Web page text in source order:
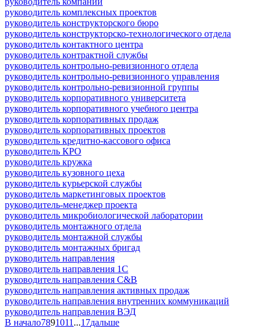
руководитель комплексных проектов
руководитель конструкторского бюро
руководитель конструкторско-технологического отдела
руководитель контактного центра
руководитель контрактной службы
руководитель контрольно-ревизионного отдела
руководитель контрольно-ревизионного управления
руководитель контрольно-ревизионной группы
руководитель корпоративного университета
руководитель корпоративного учебного центра
руководитель корпоративных продаж
руководитель корпоративных проектов
руководитель кредитно-кассового офиса
руководитель КРО
руководитель кружка
руководитель кузовного цеха
руководитель курьерской службы
руководитель маркетинговых проектов
руководитель-менеджер проекта
руководитель микробиологической лаборатории
руководитель монтажного отдела
руководитель монтажной службы
руководитель монтажных бригад
руководитель направления
руководитель направления 1С
руководитель направления C&B
руководитель направления активных продаж
руководитель направления внутренних коммуникаций
руководитель направления ВЭД
В начало7891011 ...17дальше